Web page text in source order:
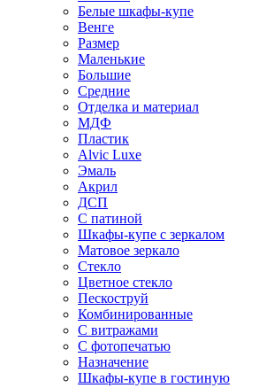
Белые шкафы-купе
Венге
Размер
Маленькие
Большие
Средние
Отделка и материал
МДФ
Пластик
Alvic Luxe
Эмаль
Акрил
ДСП
С патиной
Шкафы-купе с зеркалом
Матовое зеркало
Стекло
Цветное стекло
Пескоструй
Комбинированные
С витражами
С фотопечатью
Назначение
Шкафы-купе в гостиную